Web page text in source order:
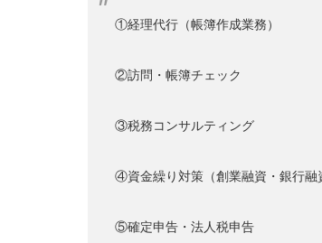
①経理代行（帳簿作成業務）
②訪問・帳簿チェック
③税務コンサルティング
④資金繰り対策（創業融資・銀行融
⑤確定申告・法人税申告